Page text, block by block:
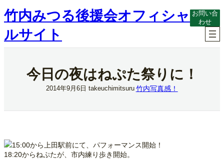
内
容
ス
キ
竹内みつる後援会オフィシャ
ルサイト
お問い合
わせ
今日の夜はねぷた祭りに！
2014年9月6日 takeuchimitsuru 竹内写真感！
15:00から上田駅前にて、パフォーマンス開始！
18:20からねぷたが、市内練り歩き開始。